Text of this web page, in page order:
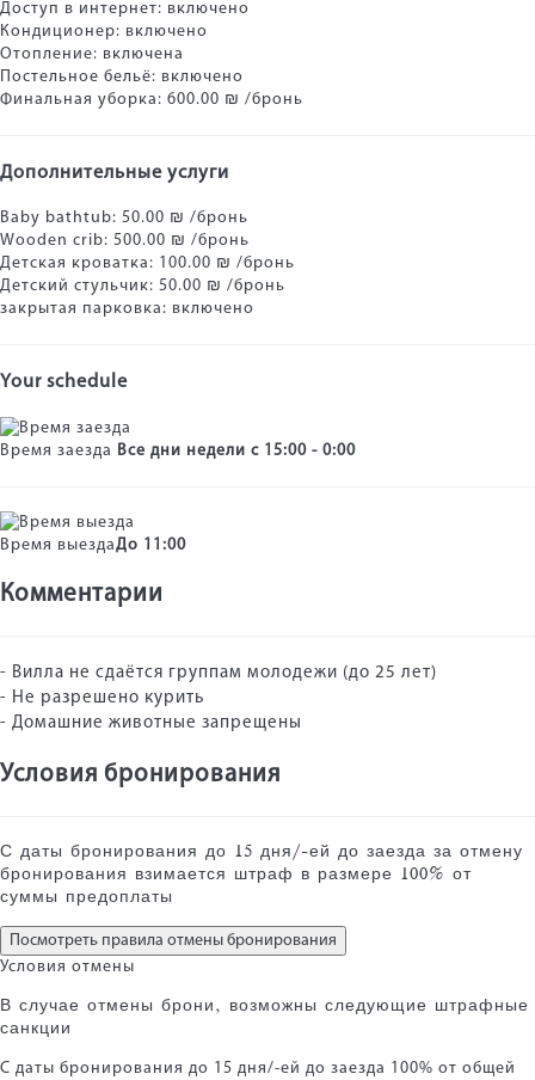
Доступ в интернет: включено
Кондиционер: включено
Отопление: включена
Постельное бельё: включено
Финальная уборка: 600.00 ₪ /бронь
Дополнительные услуги
Baby bathtub: 50.00 ₪ /бронь
Wooden crib: 500.00 ₪ /бронь
Детская кроватка: 100.00 ₪ /бронь
Детский стульчик: 50.00 ₪ /бронь
закрытая парковка: включено
Your schedule
Время заезда Все дни недели с 15:00 - 0:00
Время выездаДо 11:00
Комментарии
- Вилла не сдаётся группам молодежи (до 25 лет)
- Не разрешено курить
- Домашние животные запрещены
Условия бронирования
С даты бронирования до 15 дня/-ей до заезда за отмену
бронирования взимается штраф в размере 100% от
суммы предоплаты
Посмотреть правила отмены бронирования
Условия отмены
В случае отмены брони, возможны следующие штрафные
санкции
С даты бронирования до 15 дня/-ей до заезда 100% от общей